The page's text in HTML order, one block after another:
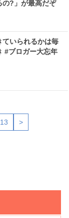
の?」が最高だぞ
いられるかは毎
#ブロガー大忘年
13 >